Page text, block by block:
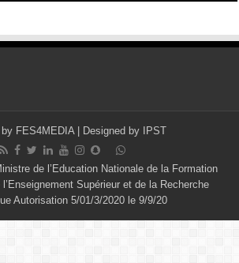
by FES4MEDIA| Designed by IPST
de l’Education Nationale de la Formation
Supérieur et de la Recherche
Autorisation 5/01/3/2020 le 9/9/20